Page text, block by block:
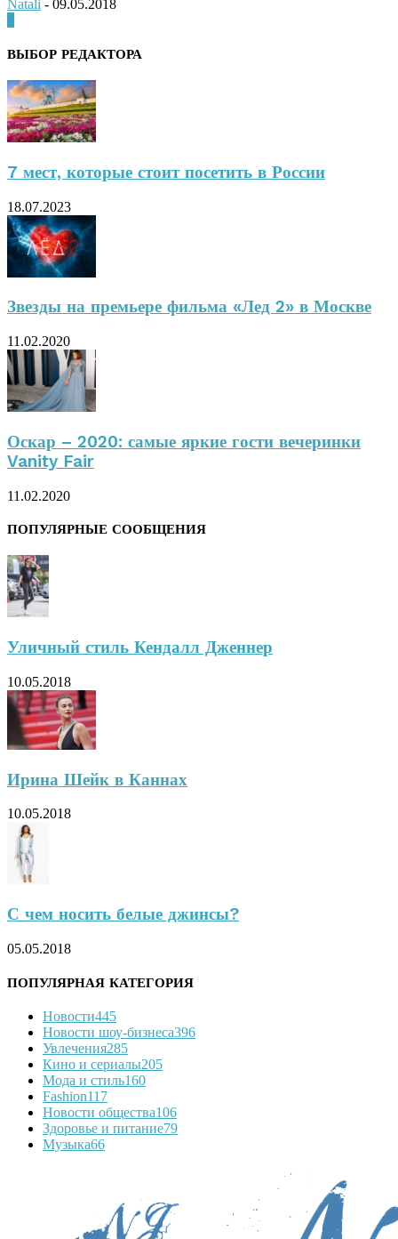
Natali - 09.05.2018
ВЫБОР РЕДАКТОРА
7 мест, которые стоит посетить в России
18.07.2023
Звезды на премьере фильма «Лед 2» в Москве
11.02.2020
Оскар – 2020: самые яркие гости вечеринки
Vanity Fair
11.02.2020
ПОПУЛЯРНЫЕ СООБЩЕНИЯ
Уличный стиль Кендалл Дженнер
10.05.2018
Ирина Шейк в Каннах
10.05.2018
С чем носить белые джинсы?
05.05.2018
ПОПУЛЯРНАЯ КАТЕГОРИЯ
Новости445
Новости шоу-бизнеса396
Увлечения285
Кино и сериалы205
Мода и стиль160
Fashion117
Новости общества106
Здоровье и питание79
Музыка66